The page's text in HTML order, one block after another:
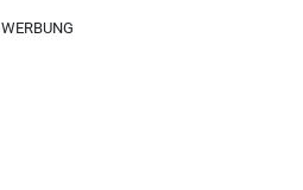
WERBUNG